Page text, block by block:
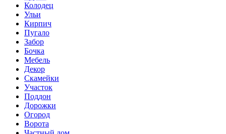
Колодец
Ульи
Кирпич
Пугало
Забор
Бочка
Мебель
Декор
Скамейки
Участок
Поддон
Дорожки
Огород
Ворота